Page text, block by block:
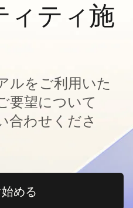
ィティ施
ルをご利用いた
要望について
合わせくださ
める
新しいタブで開く